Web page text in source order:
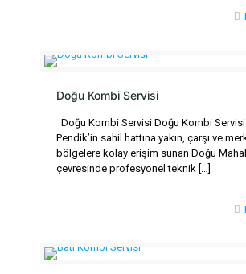
Doğu Kombi Servisi
Doğu Kombi Servisi Doğu Kombi Servisi
Pendik’in sahil hattına yakın, çarşı ve
bölgelere kolay erişim sunan Doğu
çevresinde profesyonel teknik […]